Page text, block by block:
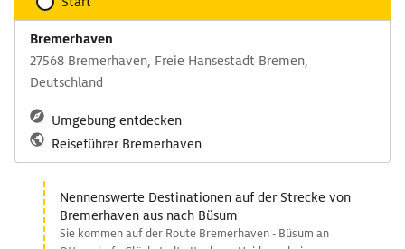
Bremerhaven
27568 Bremerhaven, Freie Hansestadt Bremen,
Deutschland
Umgebung entdecken
Reiseführer Bremerhaven
Nennenswerte Destinationen auf der Strecke von
Bremerhaven aus nach Büsum
Sie kommen auf der Route Bremerhaven - Büsum an